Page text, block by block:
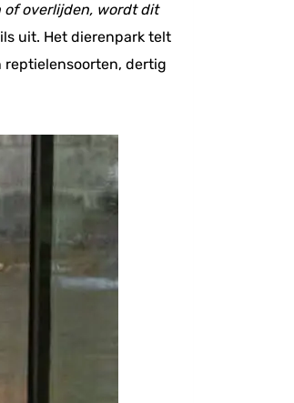
of overlijden, wordt dit
uit. Het dierenpark telt
reptielensoorten, dertig